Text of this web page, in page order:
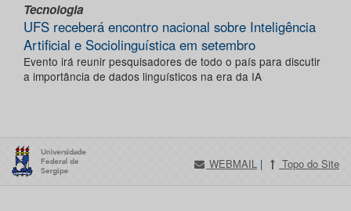
Tecnologia
UFS receberá encontro nacional sobre Inteligência
Artificial e Sociolinguística em setembro
Evento irá reunir pesquisadores de todo o país para discutir
a importância de dados linguísticos na era da IA
WEBMAIL | Topo do Site